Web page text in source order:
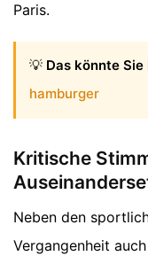
Paris.
💡 Das könnte
hamburger
Kritische
Neben den
Vergangenheit